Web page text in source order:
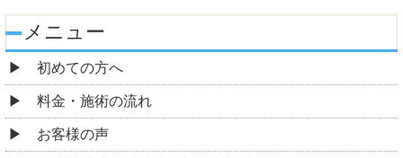
メニュー
初めての方へ
料金・施術の流れ
お客様の声